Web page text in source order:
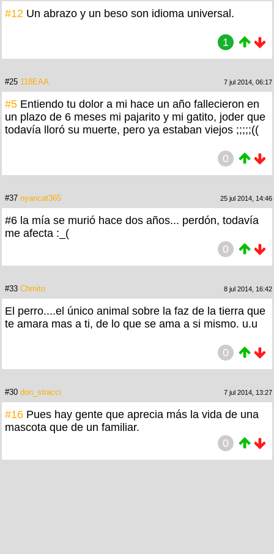
#12 Un abrazo y un beso son idioma universal.
1
#25 118EAA 7 jul 2014, 06:17
#5 Entiendo tu dolor a mi hace un año fallecieron en
un plazo de 6 meses mi pajarito y mi gatito, joder que
todavía lloró su muerte, pero ya estaban viejos ;;;;;((
0
#37 nyancat365 25 jul 2014, 14:46
#6 la mía se murió hace dos años... perdón, todavía
me afecta :_(
0
#33 Chrnito 8 jul 2014, 16:42
El perro....el único animal sobre la faz de la tierra que
te amara mas a ti, de lo que se ama a si mismo. u.u
0
#30 don_stracci 7 jul 2014, 13:27
#16 Pues hay gente que aprecia más la vida de una
mascota que de un familiar.
0